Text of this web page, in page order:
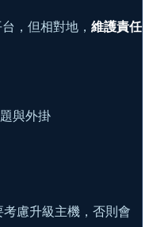
，但相對地， 維護責任
與外掛
慮升級主機，否則會